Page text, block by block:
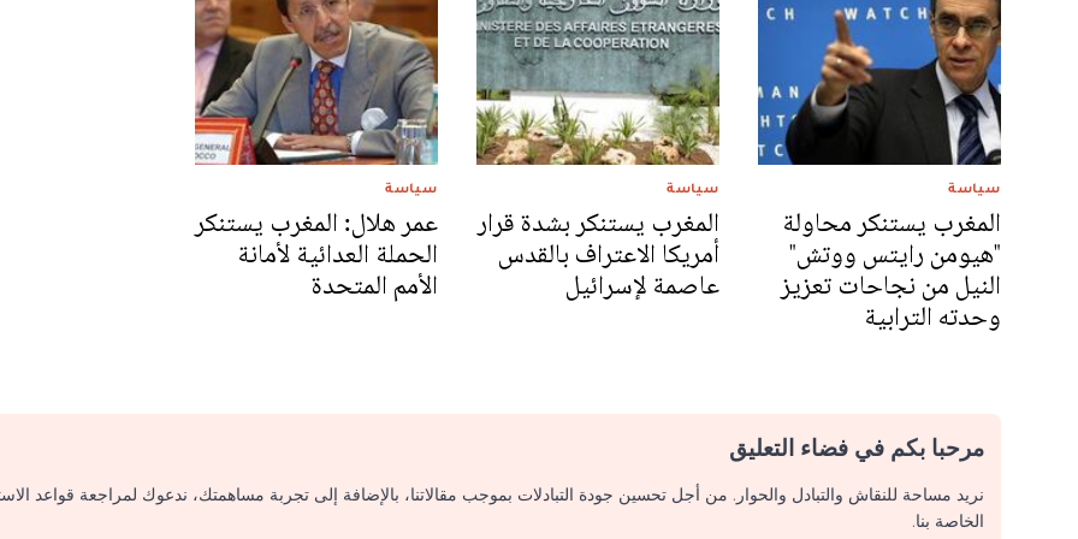
سياسة
المغرب يستنكر محاولة
"هيومن رايتس ووتش"
النيل من نجاحات تعزيز
وحدته الترابية
سياسة
المغرب يستنكر بشدة قرار
أمريكا الاعتراف بالقدس
عاصمة لإسرائيل
سياسة
عمر هلال: المغرب يستنكر
الحملة العدائية لأمانة
الأمم المتحدة
مرحبا بكم في فضاء التعليق
نريد مساحة للنقاش والتبادل والحوار. من أجل تحسين جودة التبادلات بموجب مقالاتنا، بالإضافة إلى تجربة مساهمتك، ندعوك لمراجعة قواعد
الخاصة بنا.